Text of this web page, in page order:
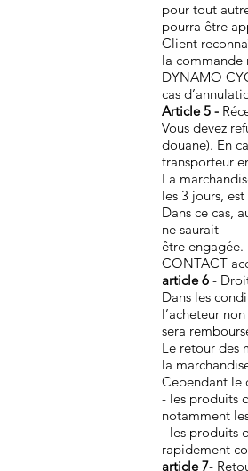
pour tout
pourra être
Client
la commande
DYNAMO
cas
Article 5 -
Vous devez
douane). En
transporteur
La
les 3 jours,
Dans ce cas,
ne saurait
être engagée.
CONTACT
article 6 -
Dans les
l’acheteur
sera
Le retour des
la
Cependant le
- les produits
notamment
- les produits
rapidement
article 7-